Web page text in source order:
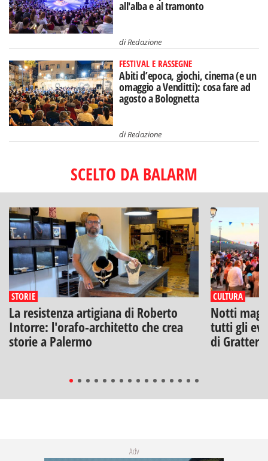
all'alba e al tramonto
diRedazione
FESTIVAL E RASSEGNE
Abiti d’epoca, giochi, cinema (e un
omaggio a Venditti): cosa fare ad
agosto a Bolognetta
diRedazione
SCELTO DA BALARM
STORIE
La resistenza artigiana di Roberto
Intorre: l'orafo-architetto che crea
storie a Palermo
CULTURA
Notti
tutti gli
di Gratteri
Adv